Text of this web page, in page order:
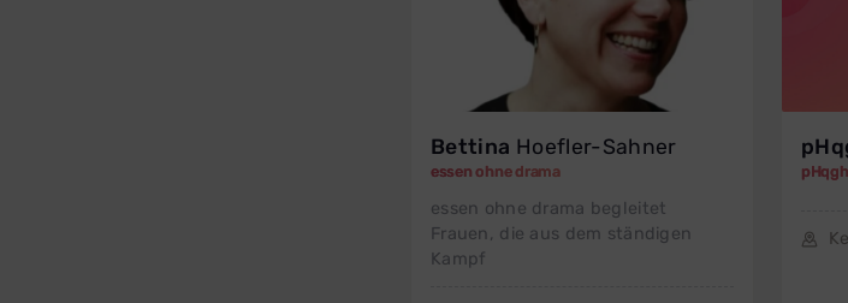
Bettina Hoefler-Sahner
essen ohne drama
essen ohne drama begleitet
Frauen, die aus dem ständigen
Kampf